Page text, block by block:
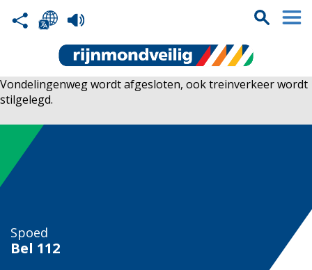
Vondelingenweg wordt afgesloten, ook treinverkeer wordt
stilgelegd.
Spoed
Bel 112